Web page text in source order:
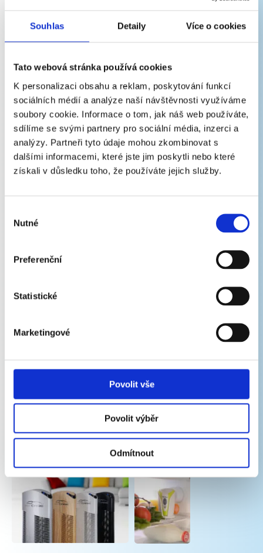
Souhlas Detaily Více o cookies
Tato webová stránka používá cookies
K personalizaci obsahu a reklam, poskytování funkcí
sociálních médií a analýze naší návštěvnosti využíváme
soubory cookie. Informace o tom, jak náš web používáte,
sdílíme se svými partnery pro sociální média, inzerci a
analýzy. Partneři tyto údaje mohou zkombinovat s
dalšími informacemi, které jste jim poskytli nebo které
získali v důsledku toho, že používáte jejich služby.
souhlasu
Nutné
Preferenční
Statistické
Marketingové
Povolit vše
Povolit výběr
Odmítnout